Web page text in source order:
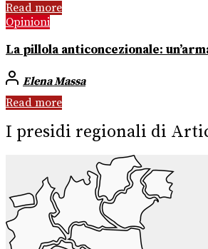
Read more
Opinioni
La pillola anticoncezionale:
Elena Massa
Read more
I presidi regionali di